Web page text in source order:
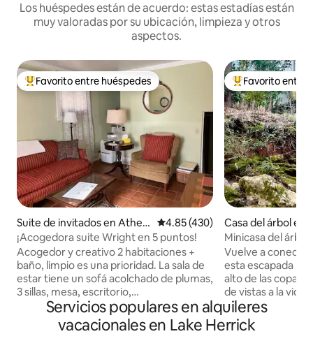
Los huéspedes están de acuerdo: estas estadías están
muy valoradas por su ubicación, limpieza y otros
aspectos.
Favorito entre huéspedes preferido
Favorito entre huéspedes
Suite de invitados en Athen
s
Calificación promedio: 4.85 de
4.85 (430)
¡Acogedora suite Wright en 5 puntos!
Acogedor y creativo 2 habitaciones +
baño, limpio es una prioridad. La sala de
estar tiene un sofá acolchado de plumas,
3 sillas, mesa, escritorio,
nevera/congelador de tamaño mediano,
microondas, tostadora y horno tostador,
cafetera y suministros. SÍ, WIFI Y TV DE
Favorito entre
Favorito entre
Casa del árbol en
Minicasa del
Vuelve a
esta escapada
alto de las copas
de vistas a la vida
rocoso que fluye. Este oasis de bosque
ofrece un
encuentra a 3
Servicios populares en alquileres
vacacionales en Lake Herrick